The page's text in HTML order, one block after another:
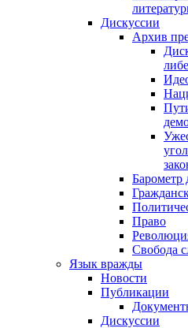
Дискуссии
Архив
Барометр
Право
Свобода
Язык вражды
Новости
Публикации
Дискуссии